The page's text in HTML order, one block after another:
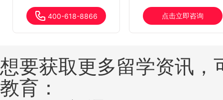
400-618-8866 点击立即咨询
想要获取更多留学资讯
教育：